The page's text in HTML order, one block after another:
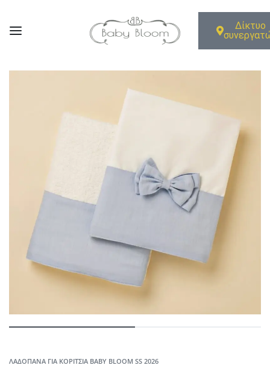
Δίκτυο
ΛΑΔΌΠΑΝΑ ΓΙΑ ΚΟΡΊΤΣΙΑ BABY BLOOM SS 2026